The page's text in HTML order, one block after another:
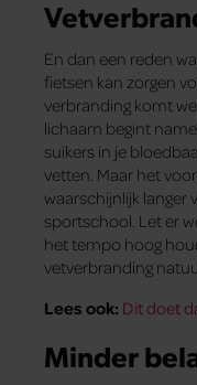
En dan een reden
fietsen kan zorgen
verbranding komt
lichaam begint
suikers in je
vetten. Maar het
waarschijnlijk langer
sportschool. Let er
het tempo hoog
vetverbranding
Lees ook: Dit doet
Minder